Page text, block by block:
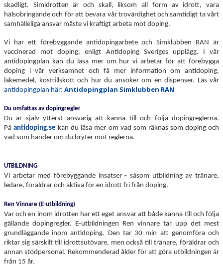
KLUBBSHOP
ANTIDOPING
KUL I MALMÖ – RIBBAN 2026
skadligt. Simidrotten är och skall, liksom all form av idrott, vara
hälsobringande och för att bevara vår trovärdighet och samtidigt ta vårt
samhälleliga ansvar måste vi kraftigt arbeta mot doping.
Vi har ett förebyggande antidopingarbete och Simklubben RAN är
vaccinerad mot doping, enligt Antidoping Sveriges upplägg. I vår
antidopingplan kan du läsa mer om hur vi arbetar för att förebygga
doping i vår verksamhet och få mer information om antidoping,
läkemedel, kosttillskott och hur du ansöker om en dispenser. Läs vår
antidopingplan här: Antidopingplan Simklubben RAN
Du omfattas av dopingregler
Du är själv ytterst ansvarig att känna till och följa dopingreglerna.
Påantidoping.se kan du läsa mer om vad som räknas som doping och
vad som händer om du bryter mot reglerna.
UTBILDNING
Vi arbetar med förebyggande insatser - såsom utbildning av tränare,
ledare, föräldrar och aktiva för en idrott fri från doping.
Ren Vinnare (E-utbildning)
Var och en inom idrotten har ett eget ansvar att både känna till och följa
gällande dopingregler. E-utbildningen Ren vinnare tar upp det mest
grundläggande inom antidoping. Den tar 30 min att genomföra och
riktar sig särskilt till idrottsutövare, men också till tränare, föräldrar och
annan stödpersonal. Rekommenderad ålder för att göra utbildningen är
från 15 år.